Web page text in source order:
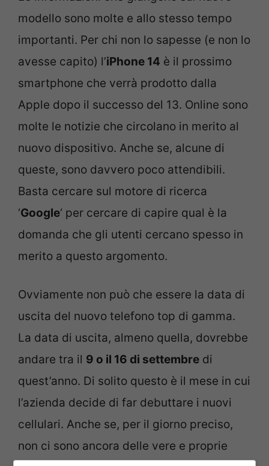
modello sono molte e allo stesso tempo
importanti. Per chi non lo sapesse (e non lo
avesse capito) l’iPhone 14 è il prossimo
smartphone che verrà prodotto dalla
Apple dopo il successo del 13. Online sono
molte le notizie che circolano in merito al
nuovo dispositivo. Anche se, alcune di
queste, sono davvero poco attendibili.
Basta cercare sul motore di ricerca
‘Google‘ per cercare di capire qual è la
domanda che gli utenti cercano spesso in
merito a questo argomento.
Ovviamente non può che essere la data di
uscita del nuovo telefono top di gamma.
La data di uscita, almeno quella, dovrebbe
andare tra il 9 o il 16 di settembre di
quest’anno. Di solito questo è il mese in cui
l’azienda decide di far debuttare i nuovi
cellulari. Anche se, per il giorno preciso,
non ci sono ancora delle vere e proprie